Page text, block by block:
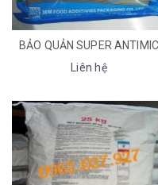
BẢO QUẢN SUPER ANTIMIC
Liên hệ